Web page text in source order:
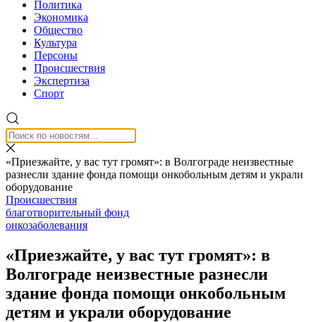
Политика
Экономика
Общество
Культура
Персоны
Происшествия
Экспертиза
Спорт
«Приезжайте, у вас тут громят»: в Волгограде неизвестные
разнесли здание фонда помощи онкобольным детям и украли
оборудование
Происшествия
благотворительный фонд
онкозаболевания
«Приезжайте, у вас тут громят»: в
Волгограде неизвестные разнесли
здание фонда помощи онкобольным
детям и украли оборудование